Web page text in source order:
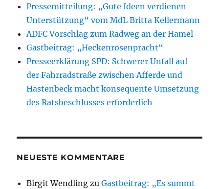
Pressemitteilung: „Gute Ideen verdienen
Unterstützung“ vom MdL Britta Kellermann
ADFC Vorschlag zum Radweg an der Hamel
Gastbeitrag: „Heckenrosenpracht“
Presseerklärung SPD: Schwerer Unfall auf
der Fahrradstraße zwischen Afferde und
Hastenbeck macht konsequente Umsetzung
des Ratsbeschlusses erforderlich
NEUESTE KOMMENTARE
Birgit Wendling zuGastbeitrag: „Es summt